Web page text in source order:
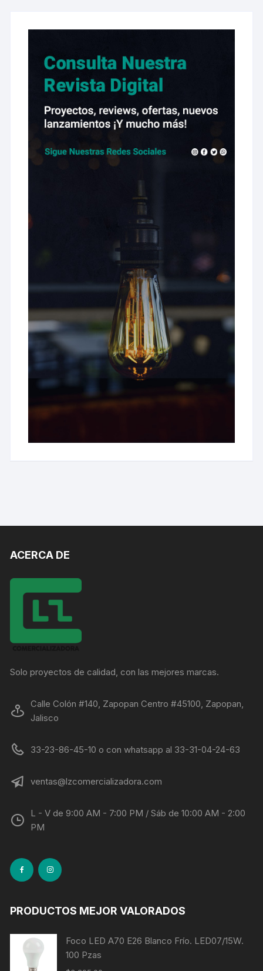
ACERCA DE
Solo proyectos de calidad, con las mejores marcas.
Calle Colón #140, Zapopan Centro #45100, Zapopan,
Jalisco
33-23-86-45-10 o con whatsapp al 33-31-04-24-63
ventas@lzcomercializadora.com
L - V de 9:00 AM - 7:00 PM / Sáb de 10:00 AM - 2:00
PM
PRODUCTOS MEJOR VALORADOS
Foco LED A70 E26 Blanco Frío. LED07/15W.
100 Pzas